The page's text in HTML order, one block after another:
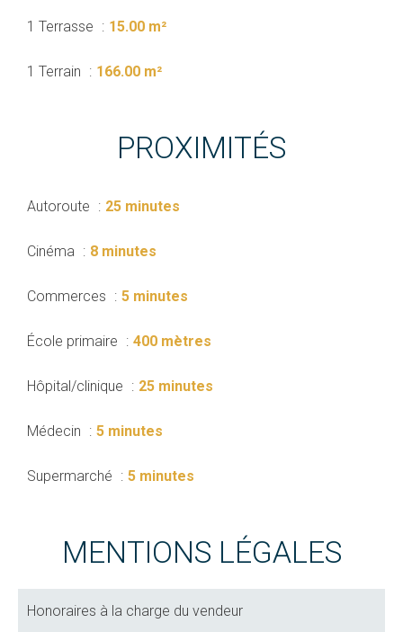
1 Terrasse 15.00 m²
1 Terrain 166.00 m²
PROXIMITÉS
Autoroute 25 minutes
Cinéma 8 minutes
Commerces 5 minutes
École primaire 400 mètres
Hôpital/clinique 25 minutes
Médecin 5 minutes
Supermarché 5 minutes
MENTIONS LÉGALES
Honoraires à la charge du vendeur